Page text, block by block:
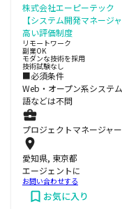
株式会社エーピーテック
【システム開発マネー
高い評価制度
リモートワーク
副業OK
モダンな技術を採用
技術試験なし
■必須条件
Web・オープン系システ
語などは不問
プロジェクトマネージャ
愛知県, 東京都
エージェントに
お問い合わせする
お気に入り